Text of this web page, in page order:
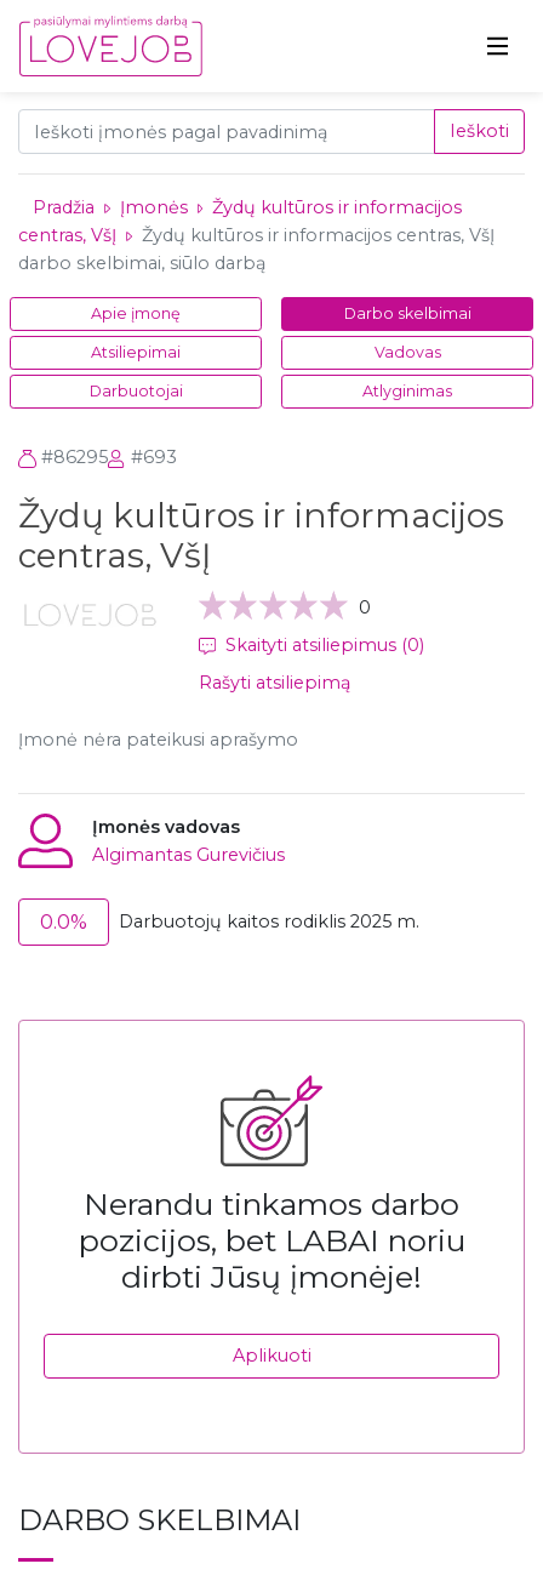
Ieškoti
Pradžia Įmonės
Žydų kultūros ir informacijos
centras, VšĮ
Žydų kultūros ir informacijos centras, VšĮ
darbo skelbimai, siūlo darbą
Apie įmonę Darbo skelbimai
Atsiliepimai Vadovas
Darbuotojai Atlyginimas
#86295 #693
Žydų kultūros ir informacijos
centras, VšĮ
0
Skaityti atsiliepimus (0)
Rašyti atsiliepimą
Įmonė nėra pateikusi aprašymo
Įmonės vadovas
Algimantas Gurevičius
0.0% Darbuotojų kaitos rodiklis 2025 m.
Nerandu tinkamos darbo
pozicijos, bet LABAI noriu
dirbti Jūsų įmonėje!
Aplikuoti
DARBO SKELBIMAI